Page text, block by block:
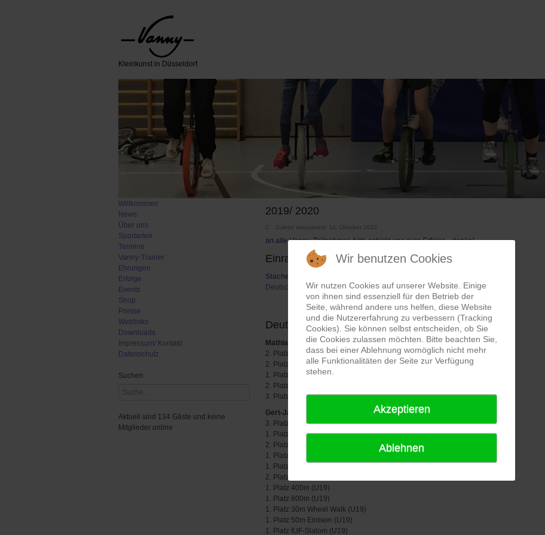
Kleinkunst in Düsseldorf
Willkommen
News
Über uns
Sportarten
Termine
Vanny-Trainer
Ehrungen
Erfolge
Events
Shop
Presse
Weblinks
Downloads
Impressum/ Kontakt
Datenschutz
Suchen
Aktuell sind 134 Gäste und keine
Mitglieder online
2019/ 2020
Zuletzt aktualisiert: 14. Oktober 2022
an alle Vanny-Teilnehmer: bitte schickt uns eure Erfolge - danke!
Einradhockey-Liga 2018/19
Stachelbären
Deutscher Vizemeister
Deutsche Meisterschaft in Illertissen 2019
Mathias Bracke
2. Platz Einbein (U17)
2. Platz (U17) und Vizejuniorenmeister 400m
1. Platz (U17) und Vizejuniorenmeister IUF Slalom
2. Platz (U17) und Vizejuniorenmeister 800m
3. Platz Staffel (mit Gert-Jan, Finn und Felix)
Gert-Jan De Vleeschouwer
3. Platz 100m
1. Platz 400m
2. Platz 800m
1. Platz 50m Einbein
1. Platz IUF-Slalom
2. Platz 100m (U19)
1. Platz 400m (U19)
1. Platz 800m (U19)
1. Platz 30m Wheel Walk (U19)
1. Platz 50m Einbein (U19)
1. Platz IUF-Slalom (U19)
Wir benutzen Cookies
Wir nutzen Cookies auf unserer Website. Einige
von ihnen sind essenziell für den Betrieb der
Seite, während andere uns helfen, diese Website
und die Nutzererfahrung zu verbessern (Tracking
Cookies). Sie können selbst entscheiden, ob Sie
die Cookies zulassen möchten. Bitte beachten Sie,
dass bei einer Ablehnung womöglich nicht mehr
alle Funktionalitäten der Seite zur Verfügung
stehen.
Akzeptieren
Ablehnen